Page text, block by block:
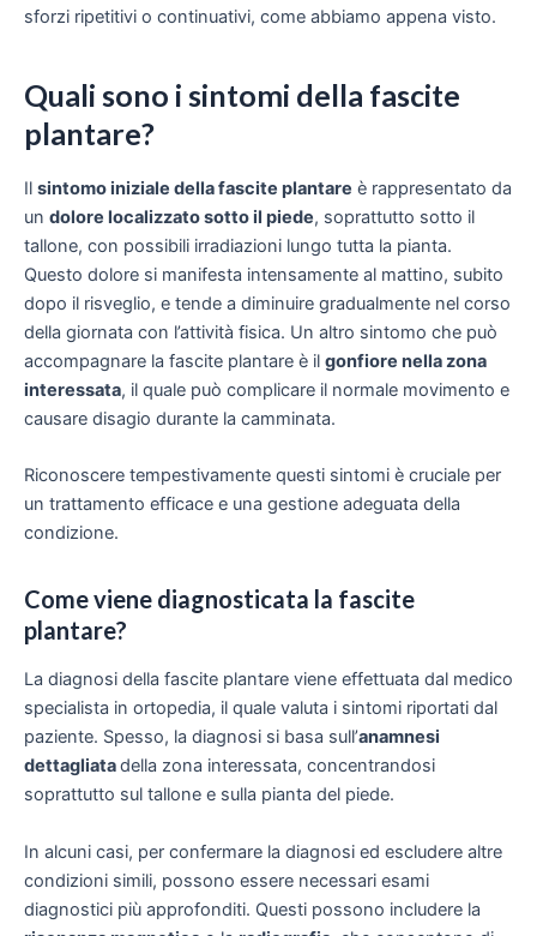
sforzi ripetitivi o continuativi, come abbiamo appena visto.
Quali sono i sintomi della fascite
plantare?
Il sintomo iniziale della fascite plantare è rappresentato da
un dolore localizzato sotto il piede, soprattutto sotto il
tallone, con possibili irradiazioni lungo tutta la pianta.
Questo dolore si manifesta intensamente al mattino, subito
dopo il risveglio, e tende a diminuire gradualmente nel corso
della giornata con l’attività fisica. Un altro sintomo che può
accompagnare la fascite plantare è il gonfiore nella zona
interessata, il quale può complicare il normale movimento e
causare disagio durante la camminata.
Riconoscere tempestivamente questi sintomi è cruciale per
un trattamento efficace e una gestione adeguata della
condizione.
Come viene diagnosticata la fascite
plantare?
La diagnosi della fascite plantare viene effettuata dal medico
specialista in ortopedia, il quale valuta i sintomi riportati dal
paziente. Spesso, la diagnosi si basa sull’anamnesi
dettagliatadella zona interessata, concentrandosi
soprattutto sul tallone e sulla pianta del piede.
In alcuni casi, per confermare la diagnosi ed escludere altre
condizioni simili, possono essere necessari esami
diagnostici più approfonditi. Questi possono includere la